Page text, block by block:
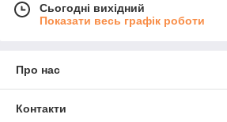
Сьогодні вихідний
Показати весь графік роботи
Про нас
Контакти